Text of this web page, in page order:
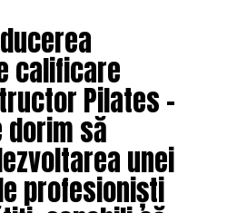
calificare
Pilates –
dorim să
unei
profesioniști